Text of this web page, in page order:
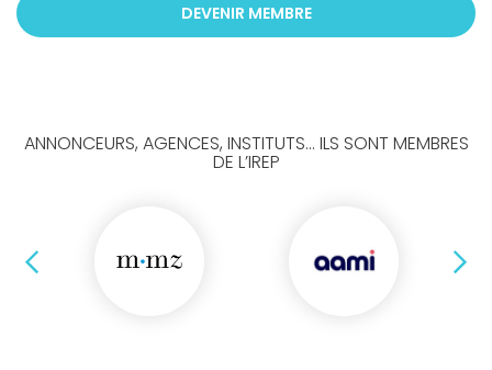
DEVENIR MEMBRE
ANNONCEURS, AGENCES, INSTITUTS... ILS SONT MEMBRES
DE L’IREP
Précédent